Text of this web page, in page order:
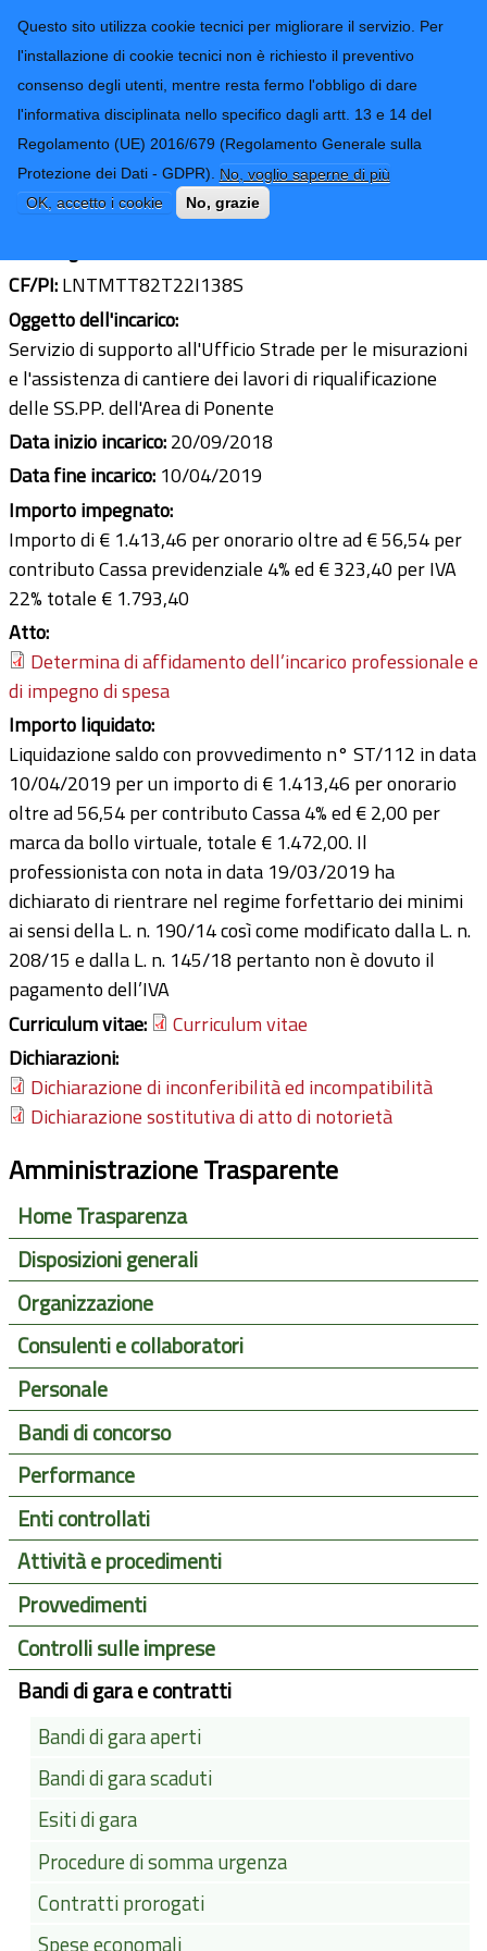
Questo sito utilizza cookie tecnici per migliorare il servizio. Per
l'installazione di cookie tecnici non è richiesto il preventivo
consenso degli utenti, mentre resta fermo l'obbligo di dare
l'informativa disciplinata nello specifico dagli artt. 13 e 14 del
Regolamento (UE) 2016/679 (Regolamento Generale sulla
Protezione dei Dati - GDPR). No, voglio saperne di più
OK, accetto i cookie
No, grazie
Provincia di
Imperia
CONTATTI-URP
TRASPARENZA
Form di ricerca
Geom. Matteo Lanteri
Ultimo aggiornamento: 24/04/2019 - 11:35
CF/PI:LNTMTT82T22I138S
Oggetto dell'incarico:
Servizio di supporto all'Ufficio Strade per le misurazioni
e l'assistenza di cantiere dei lavori di riqualificazione
delle SS.PP. dell'Area di Ponente
Data inizio incarico:20/09/2018
Data fine incarico: 10/04/2019
Importo impegnato:
Importo di € 1.413,46 per onorario oltre ad € 56,54 per
contributo Cassa previdenziale 4% ed € 323,40 per IVA
22% totale € 1.793,40
Atto:
Determina di affidamento dell’incarico professionale e
di impegno di spesa
Importo liquidato:
Liquidazione saldo con provvedimento n° ST/112 in data
10/04/2019 per un importo di € 1.413,46 per onorario
oltre ad 56,54 per contributo Cassa 4% ed € 2,00 per
marca da bollo virtuale, totale € 1.472,00. Il
professionista con nota in data 19/03/2019 ha
dichiarato di rientrare nel regime forfettario dei minimi
ai sensi della L. n. 190/14 così come modificato dalla L. n.
208/15 e dalla L. n. 145/18 pertanto non è dovuto il
pagamento dell’IVA
Curriculum vitae:
Curriculum vitae
Dichiarazioni:
Dichiarazione di inconferibilità ed incompatibilità
Dichiarazione sostitutiva di atto di notorietà
Amministrazione Trasparente
Home Trasparenza
Disposizioni generali
Organizzazione
Consulenti e collaboratori
Personale
Bandi di concorso
Performance
Enti controllati
Attività e procedimenti
Provvedimenti
Controlli sulle imprese
Bandi di gara e contratti
Bandi di gara aperti
Bandi di gara scaduti
Esiti di gara
Procedure di somma urgenza
Contratti prorogati
Spese economali